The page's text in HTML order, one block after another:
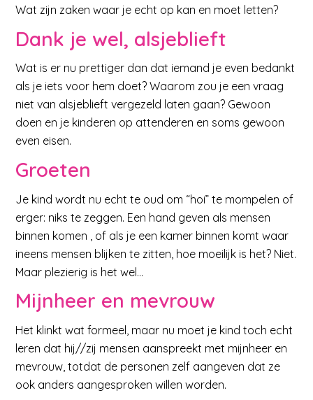
Wat zijn zaken waar je echt op kan en moet letten?
Dank je wel, alsjeblieft
Wat is er nu prettiger dan dat iemand je even bedankt
als je iets voor hem doet? Waarom zou je een vraag
niet van alsjeblieft vergezeld laten gaan? Gewoon
doen en je kinderen op attenderen en soms gewoon
even eisen.
Groeten
Je kind wordt nu echt te oud om “hoi” te mompelen of
erger: niks te zeggen. Een hand geven als mensen
binnen komen , of als je een kamer binnen komt waar
ineens mensen blijken te zitten, hoe moeilijk is het? Niet.
Maar plezierig is het wel…
Mijnheer en mevrouw
Het klinkt wat formeel, maar nu moet je kind toch echt
leren dat hij//zij mensen aanspreekt met mijnheer en
mevrouw, totdat de personen zelf aangeven dat ze
ook anders aangesproken willen worden.